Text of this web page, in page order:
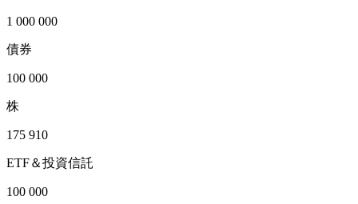
1 000 000
債券
100 000
株
175 910
ETF＆投資信託
100 000